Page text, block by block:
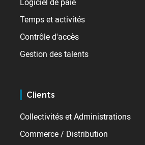
Temps et activités
Contrôle d'accès
Gestion des talents
Clients
Collectivités et Administrations
Commerce / Distribution